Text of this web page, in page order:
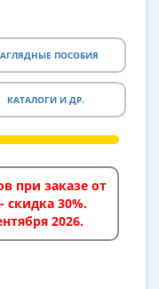
ПОСОБИЯ
КАТАЛОГИ И ДР.
при заказе от
скидка 30%.
2026.